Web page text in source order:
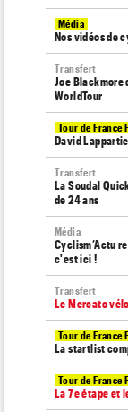
Média
Nos vidéos de
Transfert
Joe Blackmore
WorldTour
Tour de France
David
Transfert
La Soudal
de 24 ans
Média
Cyclism’Actu
c'est ici !
Transfert
Le Mercato
Tour de France
La startlist
Tour de France
La 7e étape et